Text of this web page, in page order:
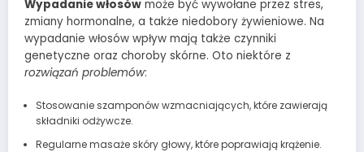
Wypadanie włosów może być wywołane przez stres,
zmiany hormonalne, a także niedobory żywieniowe. Na
wypadanie włosów wpływ mają także czynniki
genetyczne oraz choroby skórne. Oto niektóre z
rozwiązań problemów:
Stosowanie szamponów wzmacniających, które zawierają
składniki odżywcze.
Regularne masaże skóry głowy, które poprawiają krążenie.